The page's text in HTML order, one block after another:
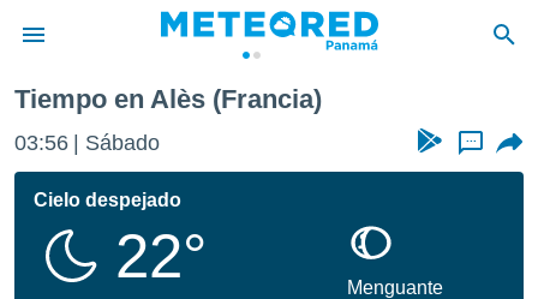
de
ha
Tiempo en Alès (Francia)
03:56 Sábado ...
Cielo despejado
22°
Menguante